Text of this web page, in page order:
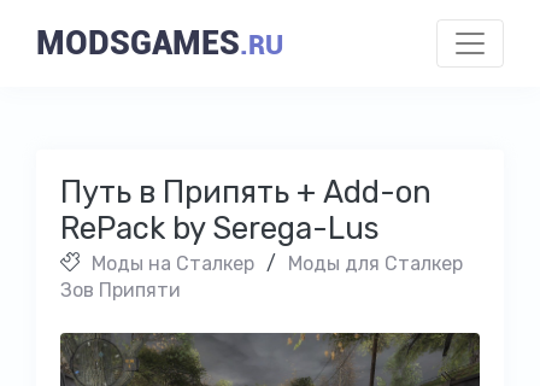
MODSGAMES.RU
Путь в Припять + Add-on
RePack by Serega-Lus
Моды на Cталкер /
Моды для Сталкер
Зов Припяти